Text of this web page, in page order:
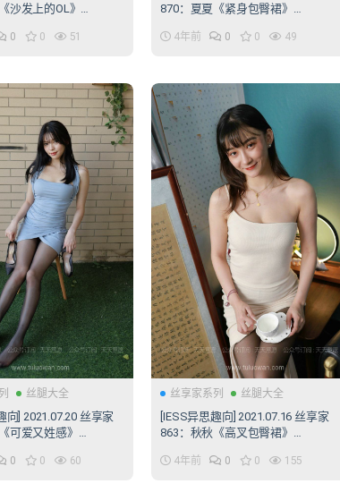
沙发上的OL》
0 0 51
870：夏夏《紧身包臀裙》
4年前 0 0 49
丝腿大全
向] 2021.07.20 丝享家
可爱又姓感》
0 0 60
丝享家系列 丝腿大全
[IESS异思趣向] 2021.07.16 丝享家
863：秋秋《高叉包臀裙》
4年前 0 0 155